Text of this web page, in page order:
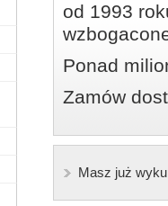
od 1993
Ponad
Zamów
Masz już